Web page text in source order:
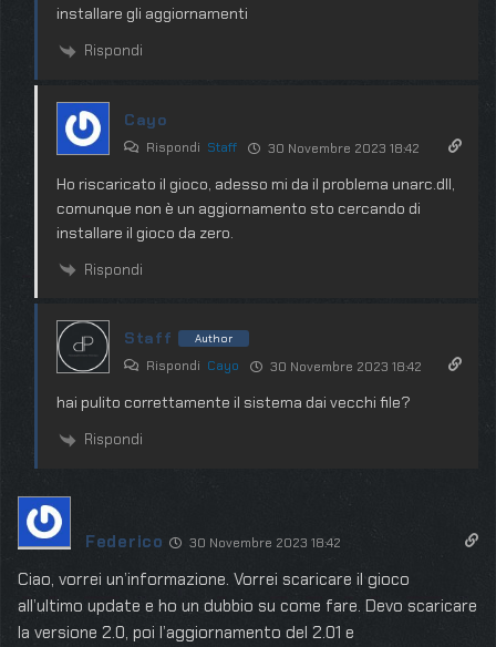
installare gli aggiornamenti
Rispondi
Cayo
Rispondi Staff 30 Novembre 2023 18:42
Ho riscaricato il gioco, adesso mi da il problema unarc.dll,
comunque non è un aggiornamento sto cercando di
installare il gioco da zero.
Rispondi
Staff Author
Rispondi Cayo 30 Novembre 2023 18:42
hai pulito correttamente il sistema dai vecchi file?
Rispondi
Federico 30 Novembre 2023 18:42
Ciao, vorrei un’informazione. Vorrei scaricare il gioco
all’ultimo update e ho un dubbio su come fare. Devo scaricare
la versione 2.0, poi l’aggiornamento del 2.01 e